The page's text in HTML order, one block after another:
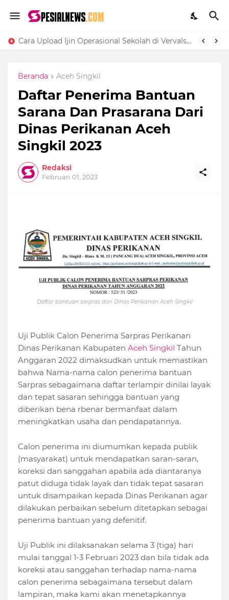
Cara Upload Ijin Operasional Sekolah di Vervalsp Secara Online
Beranda Aceh Singkil
Daftar Penerima Bantuan
Sarana Dan Prasarana Dari
Dinas Perikanan Aceh
Singkil 2023
Redaksi
Februari 01, 2023
Daftar bantuan sarpras dari Dinas Perikanan Aceh Singkil
Uji Publik Calon Penerima Sarpras Perikanan
Dinas Perikanan Kabupaten Aceh Singkil Tahun
Anggaran 2022 dimaksudkan untuk memastikan
bahwa Nama-nama calon penerima bantuan
Sarpras sebagaimana daftar terlampir dinilai layak
dan tepat sasaran sehingga bantuan yang
diberikan bena rbenar bermanfaat dalam
meningkatkan usaha dan pendapatannya.
Calon penerima ini diumumkan kepada publik
(masyarakat) untuk mendapatkan saran-saran,
koreksi dan sanggahan apabila ada diantaranya
patut diduga tidak layak dan tidak tepat sasaran
untuk disampaikan kepada Dinas Perikanan agar
dilakukan perbaikan sebelum ditetapkan sebagai
penerima bantuan yang defenitif.
Uji Publik ini dilaksanakan selama 3 (tiga) hari
mulai tanggal 1-3 Februari 2023 dan bila tidak ada
koreksi atau sanggahan terhadap nama-nama
calon penerima sebagaimana tersebut dalam
lampiran, maka kami akan menetapkannya